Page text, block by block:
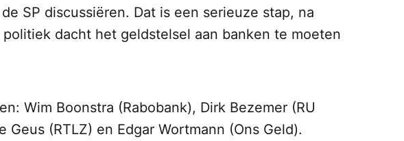
SP discussiëren. Dat is een serieuze stap, na
dacht het geldstelsel aan banken te moeten
Wim Boonstra (Rabobank), Dirk Bezemer (RU
Geus (RTLZ) en Edgar Wortmann (Ons Geld).